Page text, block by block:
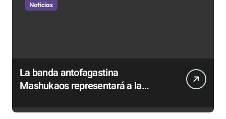
Noticias
La banda antofagastina
Mashukaos representará a la
de Valparaíso